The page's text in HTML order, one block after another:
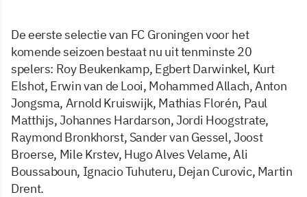
De eerste selectie van FC Groningen voor het
komende seizoen bestaat nu uit tenminste 20
spelers: Roy Beukenkamp, Egbert Darwinkel, Kurt
Elshot, Erwin van de Looi, Mohammed Allach, Anton
Jongsma, Arnold Kruiswijk, Mathias Florén, Paul
Matthijs, Johannes Hardarson, Jordi Hoogstrate,
Raymond Bronkhorst, Sander van Gessel, Joost
Broerse, Mile Krstev, Hugo Alves Velame, Ali
Boussaboun, Ignacio Tuhuteru, Dejan Curovic, Martin
Drent.